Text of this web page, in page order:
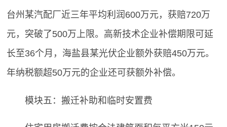
台州某汽配厂近三年平均利润600万元，获赔720万
元，突破了500万上限。高新技术企业补偿期限可延
长至36个月，海盐县某光伏企业额外获赔450万元。
年纳税额超50万元的企业还可获额外补偿。
模块五：搬迁补助和临时安置费